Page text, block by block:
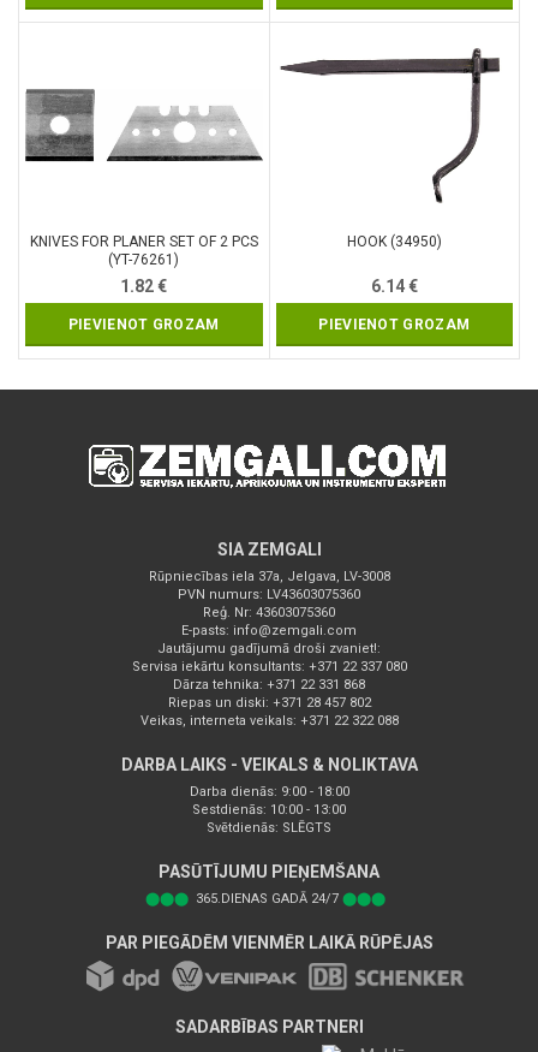
KNIVES FOR PLANER SET OF 2 PCS
(YT-76261)
1.82€
PIEVIENOT GROZAM
HOOK (34950)
6.14€
PIEVIENOT GROZAM
SIA ZEMGALI
Rūpniecības iela 37a, Jelgava, LV-3008
PVN numurs: LV43603075360
Reģ. Nr: 43603075360
E-pasts: info@zemgali.com
Jautājumu gadījumā droši zvaniet!:
Servisa iekārtu konsultants: +371 22 337 080
Dārza tehnika: +371 22 331 868
Riepas un diski: +371 28 457 802
Veikas, interneta veikals: +371 22 322 088
DARBA LAIKS - VEIKALS & NOLIKTAVA
Darba dienās: 9:00 - 18:00
Sestdienās: 10:00 - 13:00
Svētdienās: SLĒGTS
PASŪTĪJUMU PIEŅEMŠANA
⬤⬤⬤ 365.DIENAS GADĀ 24/7 ⬤⬤⬤
PAR PIEGĀDĒM VIENMĒR LAIKĀ RŪPĒJAS
SADARBĪBAS PARTNERI